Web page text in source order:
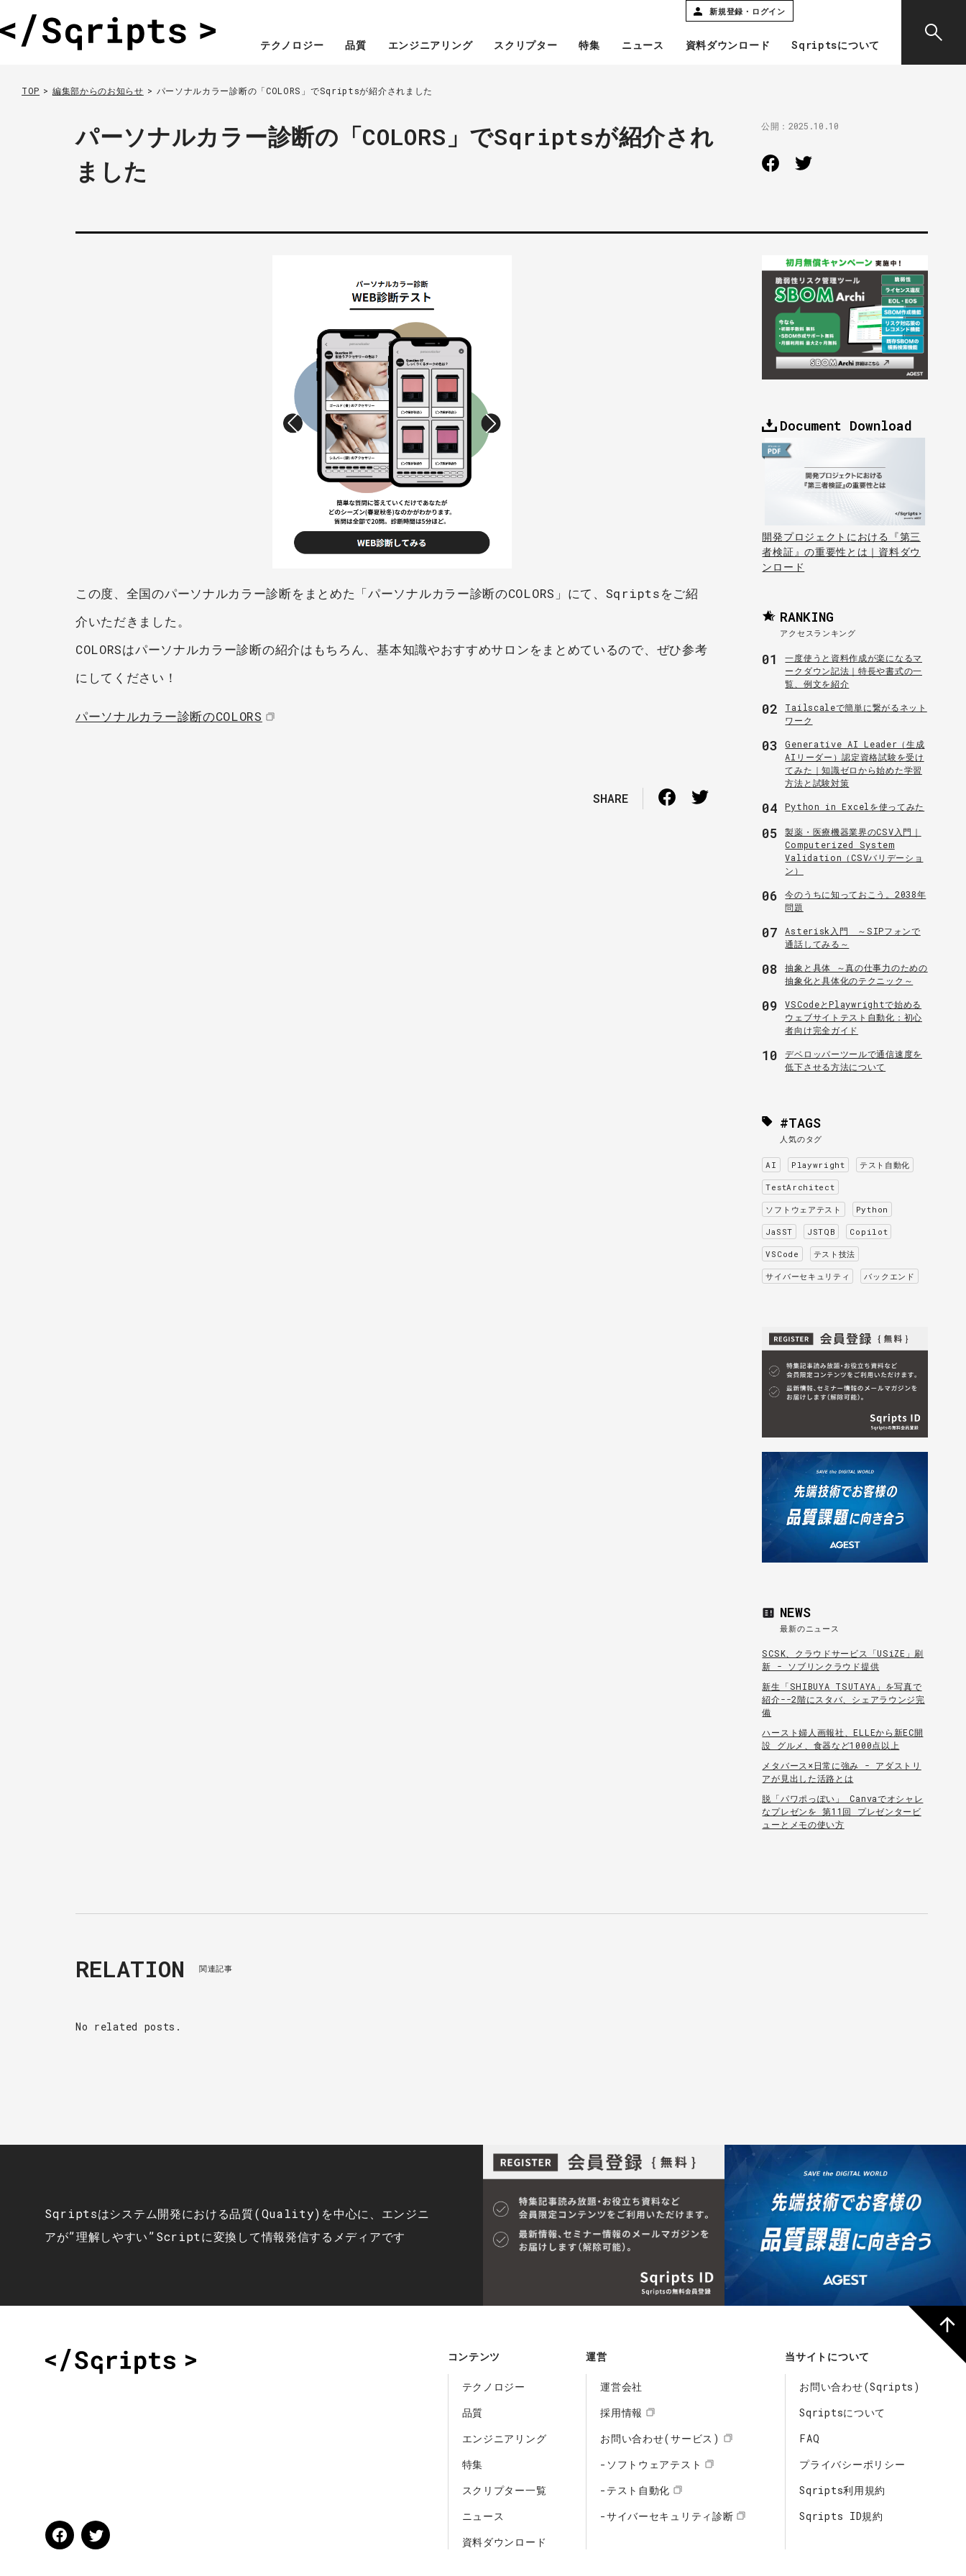
新規登録・ログイン
テクノロジー 品質 エンジニアリング スクリプター 特集 ニュース 資料ダウンロード Sqriptsについて
TOP 編集部からのお知らせ パーソナルカラー診断の「COLORS」でSqriptsが紹介されました
パーソナルカラー診断の「COLORS」でSqriptsが紹介され
ました
公開：2025.10.10
この度、全国のパーソナルカラー診断をまとめた「パーソナルカラー診断のCOLORS」にて、Sqriptsをご紹
介いただきました。
COLORSはパーソナルカラー診断の紹介はもちろん、基本知識やおすすめサロンをまとめているので、ぜひ参考
にしてください！
パーソナルカラー診断のCOLORS
SHARE
Document Download
開発プロジェクトにおける『第三
者検証』の重要性とは｜資料ダウ
ンロード
RANKING
アクセスランキング
01
一度使うと資料作成が楽になるマ
ークダウン記法｜特長や書式の一
覧、例文を紹介
02
Tailscaleで簡単に繋がるネット
ワーク
03
Generative AI Leader（生成
AIリーダー）認定資格試験を受け
てみた｜知識ゼロから始めた学習
方法と試験対策
04 Python in Excelを使ってみた
05
製薬・医療機器業界のCSV入門｜
Computerized System
Validation（CSVバリデーショ
ン）
06
今のうちに知っておこう。2038年
問題
07
Asterisk入門 ～SIPフォンで
通話してみる～
08
抽象と具体 ～真の仕事力のための
抽象化と具体化のテクニック～
09
VSCodeとPlaywrightで始める
ウェブサイトテスト自動化：初心
者向け完全ガイド
10
デベロッパーツールで通信速度を
低下させる方法について
#TAGS
人気のタグ
AI Playwright テスト自動化
TestArchitect
ソフトウェアテスト Python
JaSST JSTQB Copilot
VSCode テスト技法
サイバーセキュリティ バックエンド
NEWS
最新のニュース
SCSK、クラウドサービス「USiZE」刷
新 - ソブリンクラウド提供
新生「SHIBUYA TSUTAYA」を写真で
紹介--2階にスタバ、シェアラウンジ完
備
ハースト婦人画報社、ELLEから新EC開
設 グルメ、食器など1000点以上
メタバース×日常に強み - アダストリ
アが見出した活路とは
脱「パワポっぽい」 Canvaでオシャレ
なプレゼンを 第11回 プレゼンタービ
ューとメモの使い方
RELATION 関連記事
No related posts.
Sqriptsはシステム開発における品質(Quality)を中心に、エンジニ
アが”理解しやすい”Scriptに変換して情報発信するメディアです
コンテンツ
テクノロジー
品質
エンジニアリング
特集
スクリプター一覧
ニュース
資料ダウンロード
運営
運営会社
採用情報
お問い合わせ(サービス)
-ソフトウェアテスト
-テスト自動化
-サイバーセキュリティ診断
当サイトについて
お問い合わせ(Sqripts)
Sqriptsについて
FAQ
プライバシーポリシー
Sqripts利用規約
Sqripts ID規約